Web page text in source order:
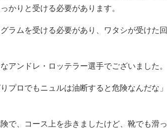
かりと受ける必要があります。
ラムを受ける必要があり、ワタシが受けた回
アンドレ・ロッテラー選手でございました。
プロでもニュルは油断すると危険なんだな」
で、コース上を歩きましたけど、靴でも滑っ